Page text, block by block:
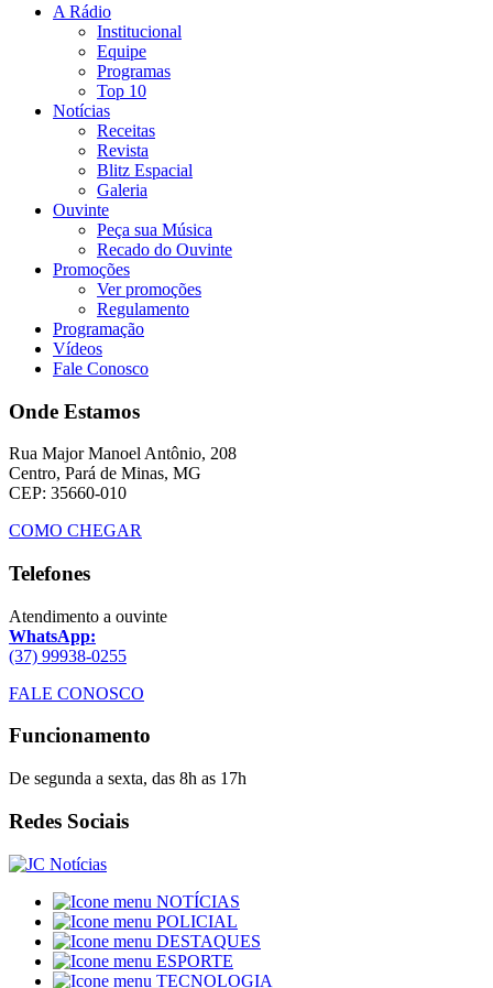
A Rádio
Institucional
Equipe
Programas
Top 10
Notícias
Receitas
Revista
Blitz Espacial
Galeria
Ouvinte
Peça sua Música
Recado do Ouvinte
Promoções
Ver promoções
Regulamento
Programação
Vídeos
Fale Conosco
Onde Estamos
Rua Major Manoel Antônio, 208
Centro, Pará de Minas, MG
CEP: 35660-010
COMO CHEGAR
Telefones
Atendimento a ouvinte
WhatsApp:
(37) 99938-0255
FALE CONOSCO
Funcionamento
De segunda a sexta, das 8h as 17h
Redes Sociais
NOTÍCIAS
POLICIAL
DESTAQUES
ESPORTE
TECNOLOGIA